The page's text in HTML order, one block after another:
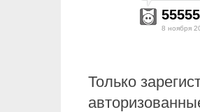
55555
8 ноября
Только